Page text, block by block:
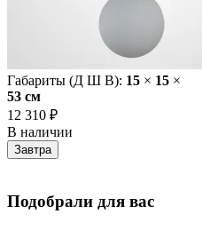
Габариты (Д Ш В): 15 × 15 ×
53 cм
12 310 ₽
В наличии
Завтра
Подобрали для вас